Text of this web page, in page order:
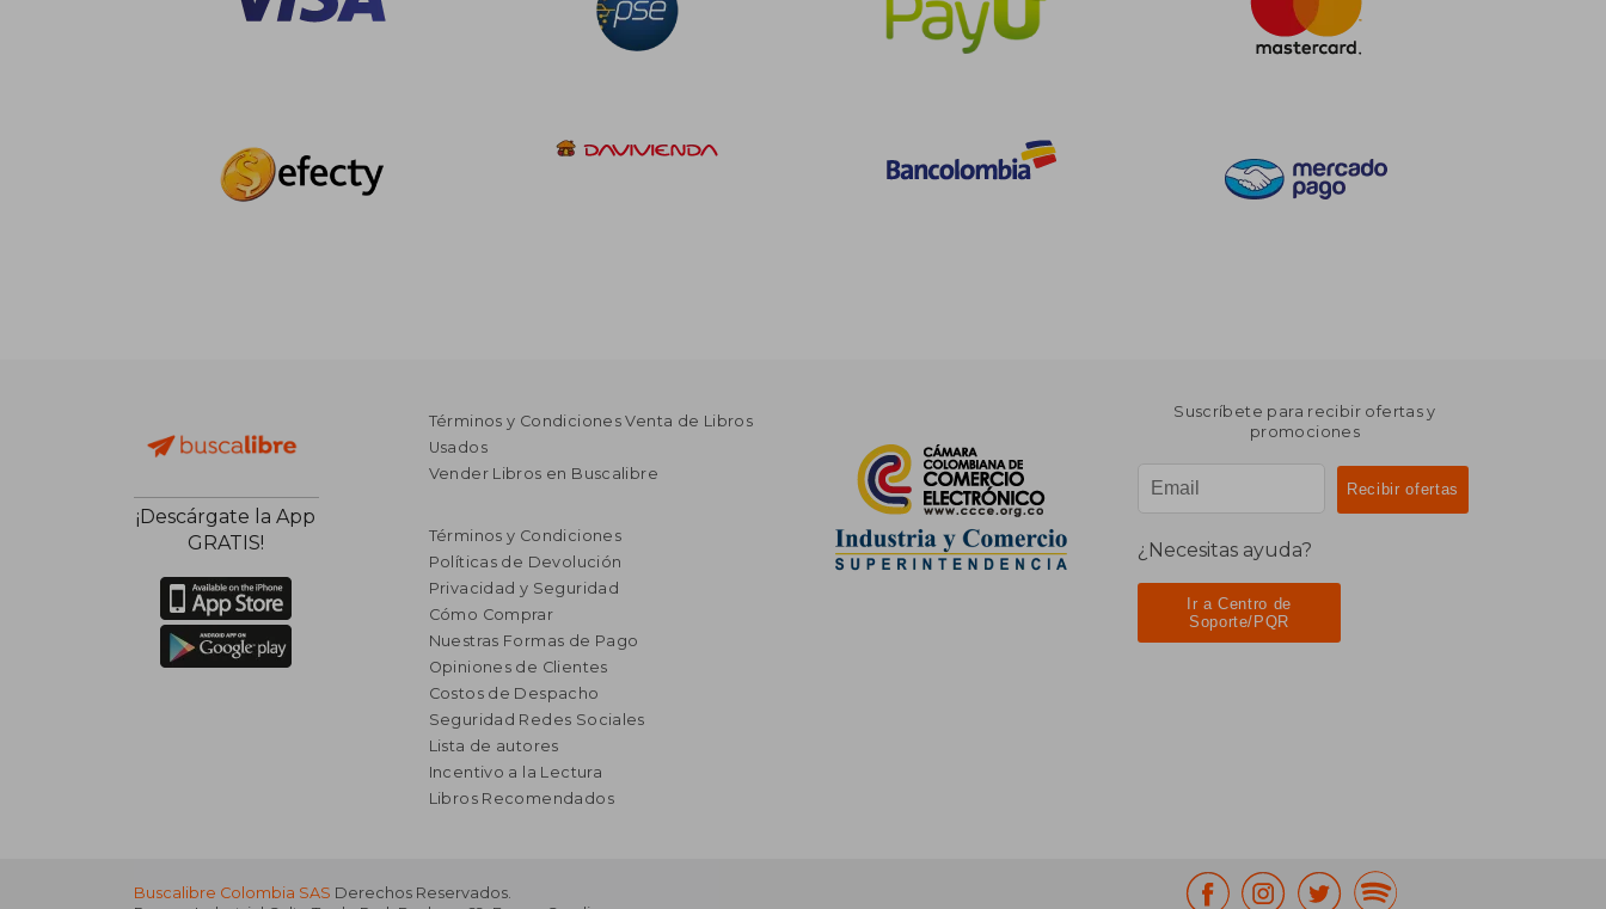
¡Descárgate la App
GRATIS!
Términos y Condiciones Venta de Libros
Usados
Vender Libros en Buscalibre
Términos y Condiciones
Políticas de Devolución
Privacidad y Seguridad
Cómo Comprar
Nuestras Formas de Pago
Opiniones de Clientes
Costos de Despacho
Seguridad Redes Sociales
Lista de autores
Incentivo a la Lectura
Libros Recomendados
Suscríbete para recibir ofertas y
promociones
¿Necesitas ayuda?
Ir a Centro de
Soporte/PQR
Buscalibre Colombia SAS Derechos Reservados.